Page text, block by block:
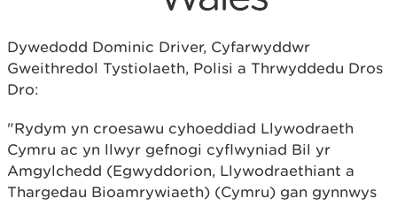
Dywedodd Dominic Driver, Cyfarwyddwr
Gweithredol Tystiolaeth, Polisi a Thrwyddedu Dros
Dro:
"Rydym yn croesawu cyhoeddiad Llywodraeth
Cymru ac yn llwyr gefnogi cyflwyniad Bil yr
Amgylchedd (Egwyddorion, Llywodraethiant a
Thargedau Bioamrywiaeth) (Cymru) gan gynnwys